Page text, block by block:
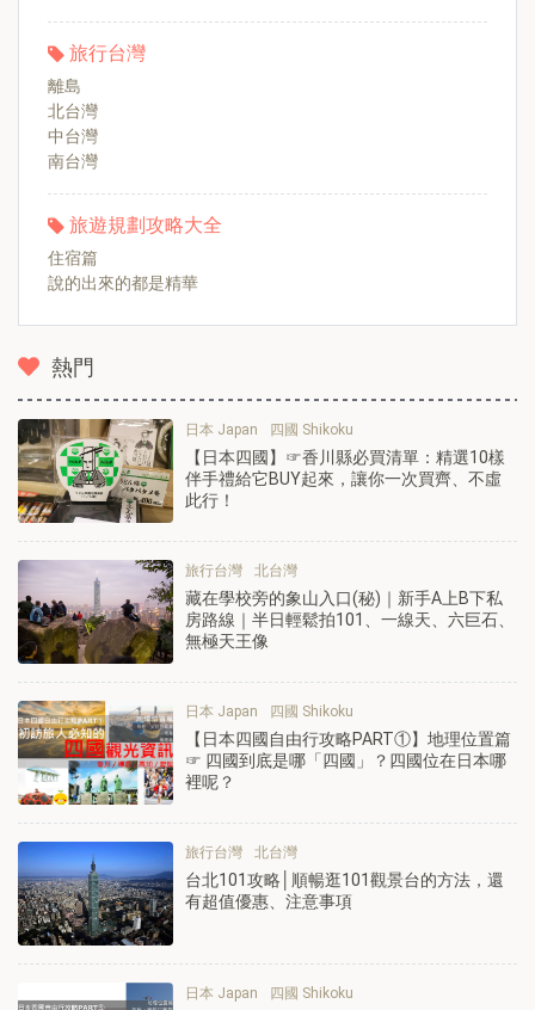
旅行台灣
離島
北台灣
中台灣
南台灣
旅遊規劃攻略大全
住宿篇
說的出來的都是精華
熱門
日本 Japan 四國 Shikoku
【日本四國】☞香川縣必買清單：精選10樣
伴手禮給它BUY起來，讓你一次買齊、不虛
此行！
旅行台灣 北台灣
藏在學校旁的象山入口(秘)｜新手A上B下私
房路線｜半日輕鬆拍101、一線天、六巨石、
無極天王像
日本 Japan 四國 Shikoku
【日本四國自由行攻略PART①】地理位置篇
☞ 四國到底是哪「四國」？四國位在日本哪
裡呢？
旅行台灣 北台灣
台北101攻略│順暢逛101觀景台的方法，還
有超值優惠、注意事項
日本 Japan 四國 Shikoku